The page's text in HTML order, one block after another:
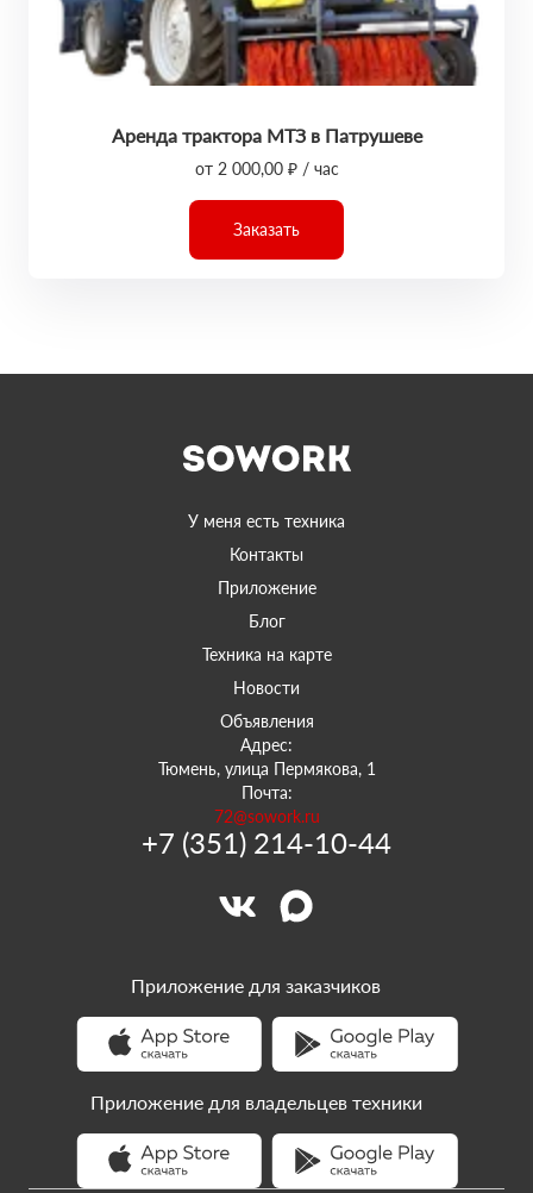
Аренда трактора МТЗ в Патрушеве
от 2 000,00 ₽ / час
Заказать
У меня есть техника
Контакты
Приложение
Блог
Техника на карте
Новости
Объявления
Адрес:
Тюмень, улица Пермякова, 1
Почта:
72@sowork.ru
+7 (351) 214-10-44
Приложение для заказчиков
Приложение для владельцев техники